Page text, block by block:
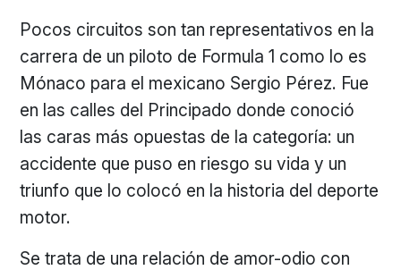
Pocos circuitos son tan representativos en la
carrera de un piloto de Formula 1 como lo es
Mónaco para el mexicano Sergio Pérez. Fue
en las calles del Principado donde conoció
las caras más opuestas de la categoría: un
accidente que puso en riesgo su vida y un
triunfo que lo colocó en la historia del deporte
motor.
Se trata de una relación de amor-odio con